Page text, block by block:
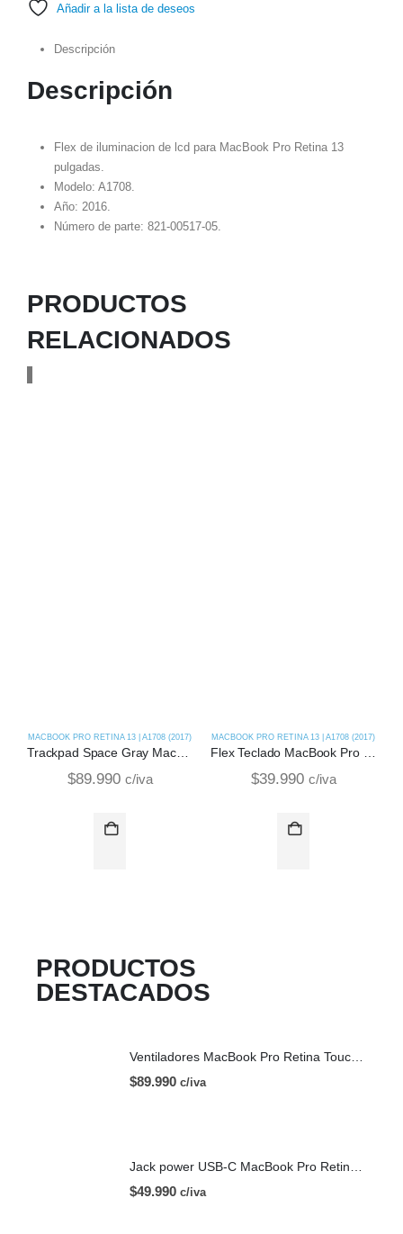
Añadir a la lista de deseos
Descripción
Descripción
Flex de iluminacion de lcd para MacBook Pro Retina 13
pulgadas.
Modelo: A1708.
Año: 2016.
Número de parte: 821-00517-05.
PRODUCTOS
RELACIONADOS
MACBOOK PRO RETINA 13 | A1708 (2017)
Trackpad Space Gray MacBook Pro Retina 13 | A1708 (2017)
$89.990 c/iva
MACBOOK PRO RETINA 13 | A1708 (2017)
$39.990 c/iva
PRODUCTOS
DESTACADOS
$89.990 c/iva
$49.990 c/iva